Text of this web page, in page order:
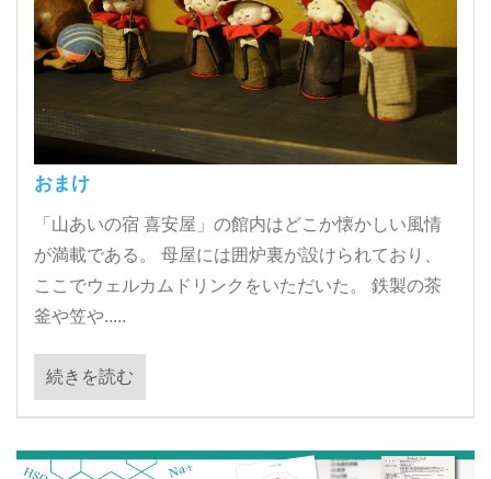
おまけ
「山あいの宿 喜安屋」の館内はどこか懐かしい風情
が満載である。 母屋には囲炉裏が設けられており、
ここでウェルカムドリンクをいただいた。 鉄製の茶
釜や笠や.....
続きを読む